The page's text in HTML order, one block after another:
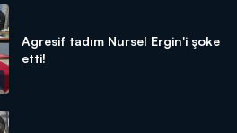
Agresif tadım Nursel Ergin'i şoke
etti!